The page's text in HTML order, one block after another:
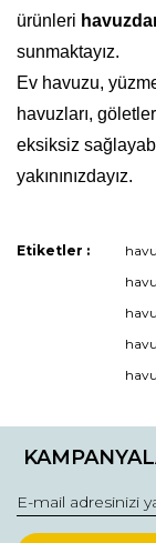
ürünleri
sunmaktayız.
Ev havuzu,
havuzları,
eksiksiz
yakınınızdayız.
Etiketler :